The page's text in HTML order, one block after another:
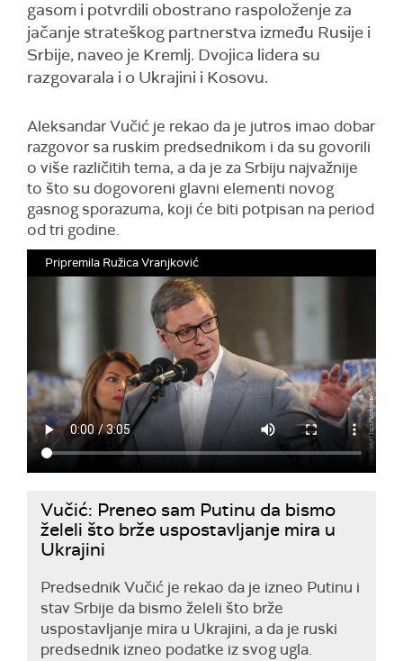
gasom i potvrdili obostrano raspoloženje za
jačanje strateškog partnerstva između Rusije i
Srbije, naveo je Kremlj. Dvojica lidera su
razgovarala i o Ukrajini i Kosovu.
Aleksandar Vučić je rekao da je jutros imao dobar
razgovor sa ruskim predsednikom i da su govorili
o više različitih tema, a da je za Srbiju najvažnije
to što su dogovoreni glavni elementi novog
gasnog sporazuma, koji će biti potpisan na period
od tri godine.
Pripremila Ružica Vranjković
Vučić: Preneo sam Putinu da bismo
želeli što brže uspostavljanje mira u
Ukrajini
Predsednik Vučić je rekao da je izneo Putinu i
stav Srbije da bismo želeli što brže
uspostavljanje mira u Ukrajini, a da je ruski
predsednik izneo podatke iz svog ugla.